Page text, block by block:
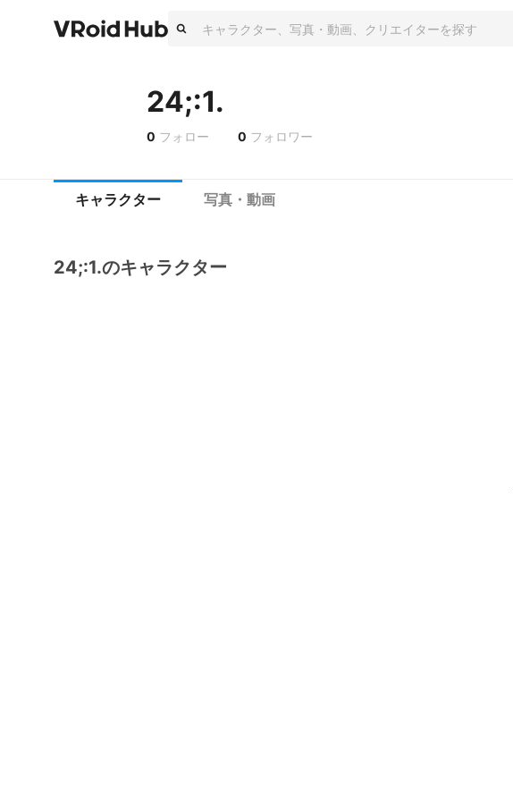
24;:1.
0 フォロー 0 フォロワー
キャラクター 写真・動画
24;:1.のキャラクター